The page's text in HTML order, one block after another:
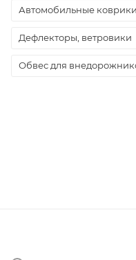
Автомобильные коврики
Дефлекторы, ветровики
Обвес для